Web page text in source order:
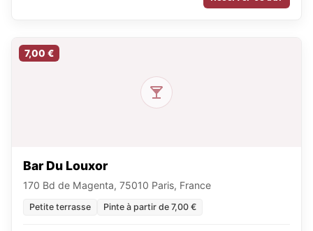
7,00 €
Bar Du Louxor
170 Bd de Magenta, 75010 Paris, France
Petite terrasse Pinte à partir de 7,00 €